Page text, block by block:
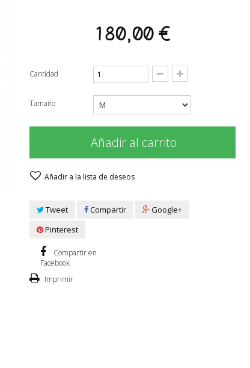
180,00 €
Cantidad
Tamaño
Añadir al carrito
Añadir a la lista de deseos
Tweet Compartir
Google+
Pinterest
Compartir en
Facebook
Imprimir